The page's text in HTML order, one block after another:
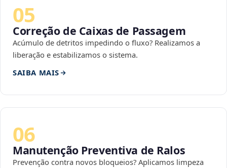
05
Correção de Caixas de Passagem
Acúmulo de detritos impedindo o fluxo? Realizamos a
liberação e estabilizamos o sistema.
SAIBA MAIS
06
Manutenção Preventiva de Ralos
Prevenção contra novos bloqueios? Aplicamos limpeza